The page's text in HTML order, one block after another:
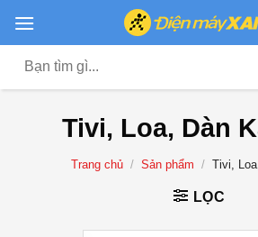
đến
nội
dung
Tìm
Tivi, Loa, Dàn
Trang chủ / Sản phẩm / Tivi,
LỌC